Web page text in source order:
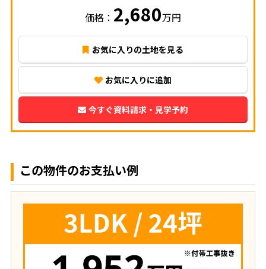
価格： 2,680万円
お気に入りの土地を見る
お気に入りに追加
今すぐ資料請求・見学予約
この物件のお支払い例